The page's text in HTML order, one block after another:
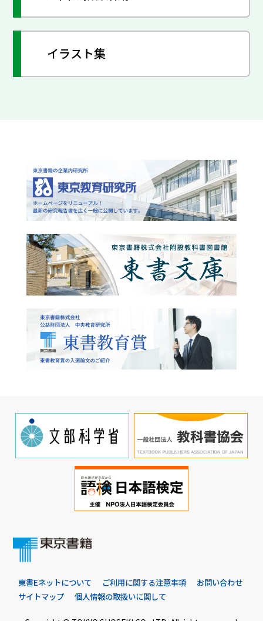
イラスト集
東書Eネットについて ご利用に関する注意事項
お問い合わせ
サイトマップ
個人情報の取扱いに関して